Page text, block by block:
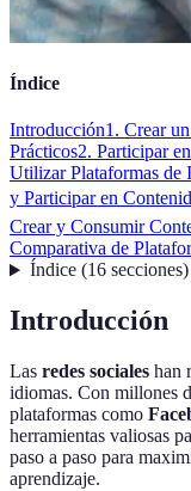
Índice
Introducción1. Crear
Prácticos2. Participar
Utilizar Plataformas de
y Participar en
Crear y Consumir
Comparativa de
Índice(16 secciones)
Introducción
Las redes sociales han
idiomas. Con millones
plataformas como
herramientas valiosas
paso a paso para
aprendizaje.